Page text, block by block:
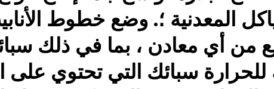
المعدنية ؛. وضع خطوط
من أي معادن ، بما في ذلك
للحرارة سبائك التي تحتوي على